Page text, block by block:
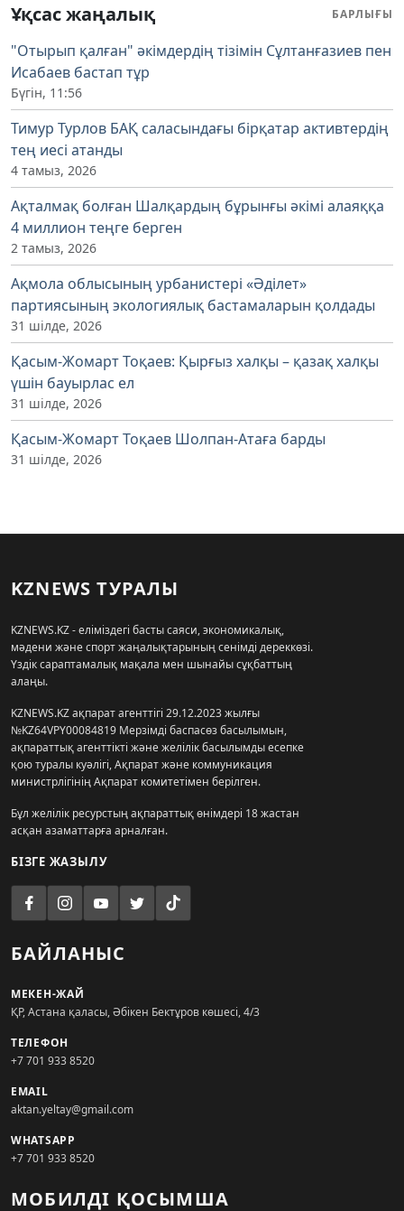
Ұқсас жаңалық БАРЛЫҒЫ
"Отырып қалған" әкімдердің тізімін Сұлтанғазиев пен
Исабаев бастап тұр
Бүгін, 11:56
Тимур Турлов БАҚ саласындағы бірқатар активтердің
тең иесі атанды
4 тамыз, 2026
Ақталмақ болған Шалқардың бұрынғы әкімі алаяққа
4 миллион теңге берген
2 тамыз, 2026
Ақмола облысының урбанистері «Әділет»
партиясының экологиялық бастамаларын қолдады
31 шілде, 2026
Қасым-Жомарт Тоқаев: Қырғыз халқы – қазақ халқы
үшін бауырлас ел
31 шілде, 2026
Қасым-Жомарт Тоқаев Шолпан-Атаға барды
31 шілде, 2026
KZNEWS ТУРАЛЫ
KZNEWS.KZ - еліміздегі басты саяси, экономикалық,
мәдени және спорт жаңалықтарының сенімді дереккөзі.
Үздік сараптамалық мақала мен шынайы сұқбаттың
алаңы.
KZNEWS.KZ ақпарат агенттігі 29.12.2023 жылғы
№KZ64VPY00084819 Мерзімді баспасөз басылымын,
ақпараттық агенттікті және желілік басылымды есепке
қою туралы куәлігі, Ақпарат және коммуникация
министрлігінің Ақпарат комитетімен берілген.
Бұл желілік ресурстың ақпараттық өнімдері 18 жастан
асқан азаматтарға арналған.
БІЗГЕ ЖАЗЫЛУ
БАЙЛАНЫС
МЕКЕН-ЖАЙ
ҚР, Астана қаласы, Әбікен Бектұров көшесі, 4/3
ТЕЛЕФОН
+7 701 933 8520
EMAIL
aktan.yeltay@gmail.com
WHATSAPP
+7 701 933 8520
МОБИЛДІ ҚОСЫМША